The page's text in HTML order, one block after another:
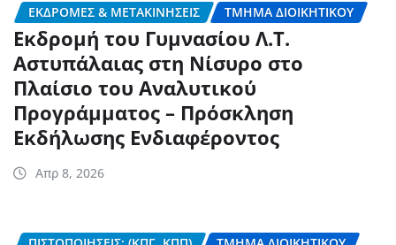
ΕΚΔΡΟΜΈΣ & ΜΕΤΑΚΙΝΉΣΕΙΣ ΤΜΉΜΑ ΔΙΟΙΚΗΤΙΚΟΎ
Εκδρομή του Γυμνασίου Λ.Τ.
Αστυπάλαιας στη Νίσυρο στο
Πλαίσιο του Αναλυτικού
Προγράμματος – Πρόσκληση
Εκδήλωσης Ενδιαφέροντος
Απρ 8, 2026